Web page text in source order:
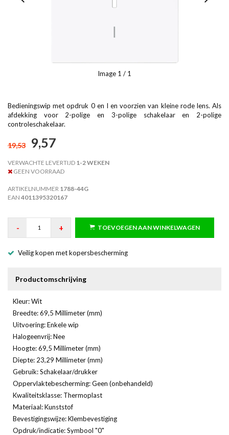
Image 1 / 1
Bedieningswip met opdruk 0 en I en voorzien van kleine rode lens. Als
afdekking voor 2-polige en 3-polige schakelaar en 2-polige
controleschakelaar.
19,53 9,57
VERWACHTE LEVERTIJD 1-2 WEKEN
GEEN VOORRAAD
ARTIKELNUMMER 1788-44G
EAN 4011395320167
- + TOEVOEGEN AAN WINKELWAGEN
Veilig kopen met kopersbescherming
Productomschrijving
Kleur: Wit
Breedte: 69,5 Millimeter (mm)
Uitvoering: Enkele wip
Halogeenvrij: Nee
Hoogte: 69,5 Millimeter (mm)
Diepte: 23,29 Millimeter (mm)
Gebruik: Schakelaar/drukker
Oppervlaktebescherming: Geen (onbehandeld)
Kwaliteitsklasse: Thermoplast
Materiaal: Kunststof
Bevestigingswijze: Klembevestiging
Opdruk/indicatie: Symbool "0"